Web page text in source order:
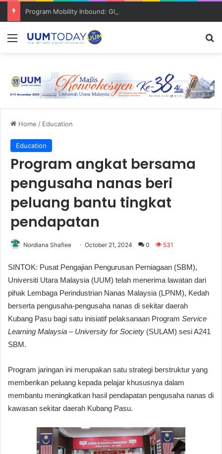
Menu
Home / Education
Education
Program angkat bersama
pengusaha nanas beri
peluang bantu tingkat
pendapatan
Nordiana Shafiee October 21, 2024 0 531
SINTOK: Pusat Pengajian Pengurusan Perniagaan (SBM),
Universiti Utara Malaysia (UUM) telah menerima lawatan dari
pihak Lembaga Perindustrian Nanas Malaysia (LPNM), Kedah
berserta pengusaha-pengusaha nanas di sekitar daerah
Kubang Pasu bagi satu inisiatif pelaksanaan Program Service
Learning Malaysia – University for Society (SULAM) sesi A241
SBM.
Program jaringan ini merupakan satu strategi berstruktur yang
memberikan peluang kepada pelajar khususnya dalam
membantu meningkatkan hasil pendapatan pengusaha nanas di
kawasan sekitar daerah Kubang Pasu.